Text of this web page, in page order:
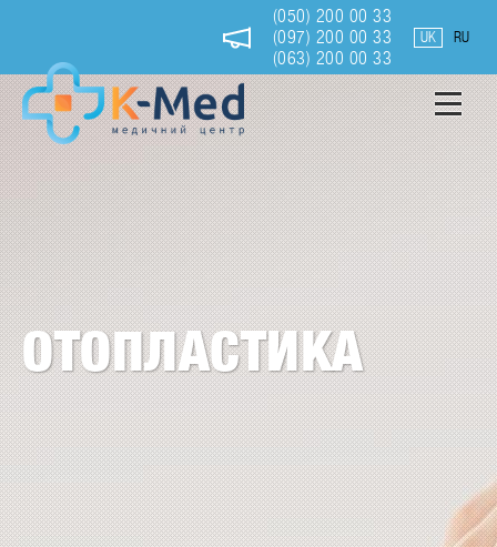
(050) 200 00 33
(097) 200 00 33
(063) 200 00 33
UK RU
Отопластика
ОТОПЛАСТИКА